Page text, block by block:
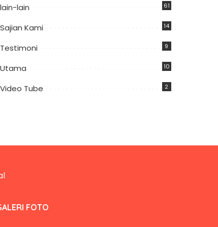
lain-lain 61
Sajian Kami 14
Testimoni 9
Utama 10
Video Tube 2
FOTO